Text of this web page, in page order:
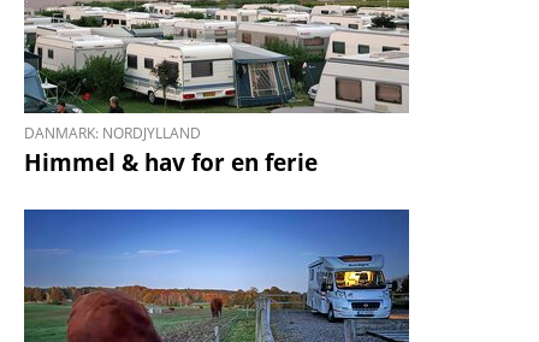
DANMARK: NORDJYLLAND
Himmel & hav for en ferie